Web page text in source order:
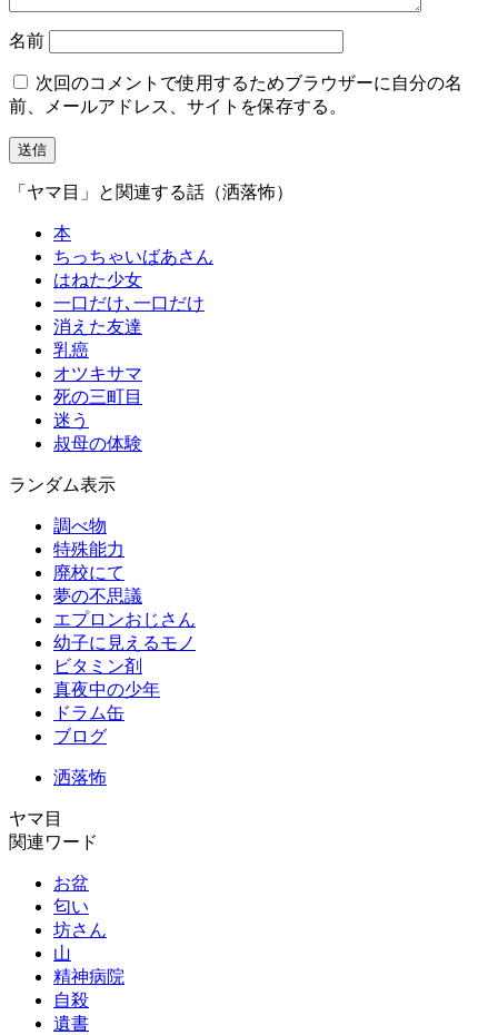
名前
次回のコメントで使用するためブラウザーに自分の名
前、メールアドレス、サイトを保存する。
「ヤマ目」と関連する話（洒落怖）
本
ちっちゃいばあさん
はねた少女
一口だけ､一口だけ
消えた友達
乳癌
オツキサマ
死の三町目
迷う
叔母の体験
ランダム表示
調べ物
特殊能力
廃校にて
夢の不思議
エプロンおじさん
幼子に見えるモノ
ビタミン剤
真夜中の少年
ドラム缶
ブログ
洒落怖
ヤマ目
関連ワード
お盆
匂い
坊さん
山
精神病院
自殺
遺書